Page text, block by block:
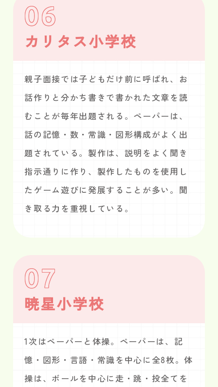
06
カリタス小学校
親子面接では子どもだけ前に呼ばれ、お
話作りと分かち書きで書かれた文章を読
むことが毎年出題される。ペーパーは、
話の記憶・数・常識・図形構成がよく出
題されている。製作は、説明をよく聞き
指示通りに作り、製作したものを使用し
たゲーム遊びに発展することが多い。聞
き取る力を重視している。
07
暁星小学校
1次はペーパーと体操。ペーパーは、記
憶・図形・言語・常識を中心に全8枚。体
操は、ボールを中心に走・跳・投全てを